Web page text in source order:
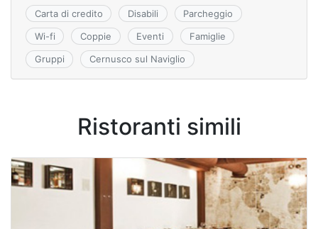
ki
Carta di credito Disabili Parcheggio
Wi-fi Coppie Eventi Famiglie
Gruppi Cernusco sul Naviglio
Ristoranti simili